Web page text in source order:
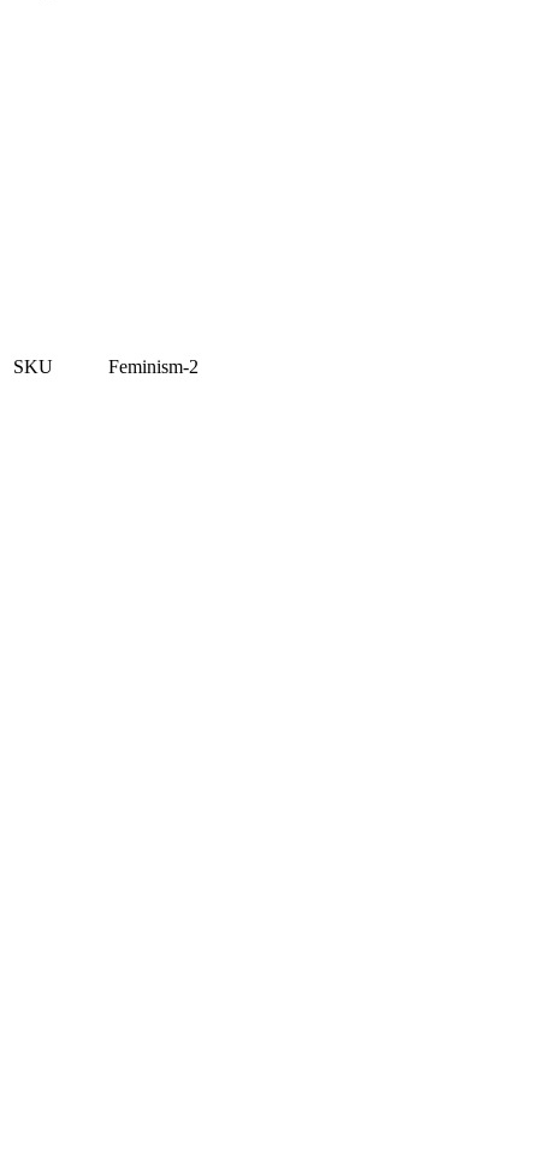
SKU Feminism-2